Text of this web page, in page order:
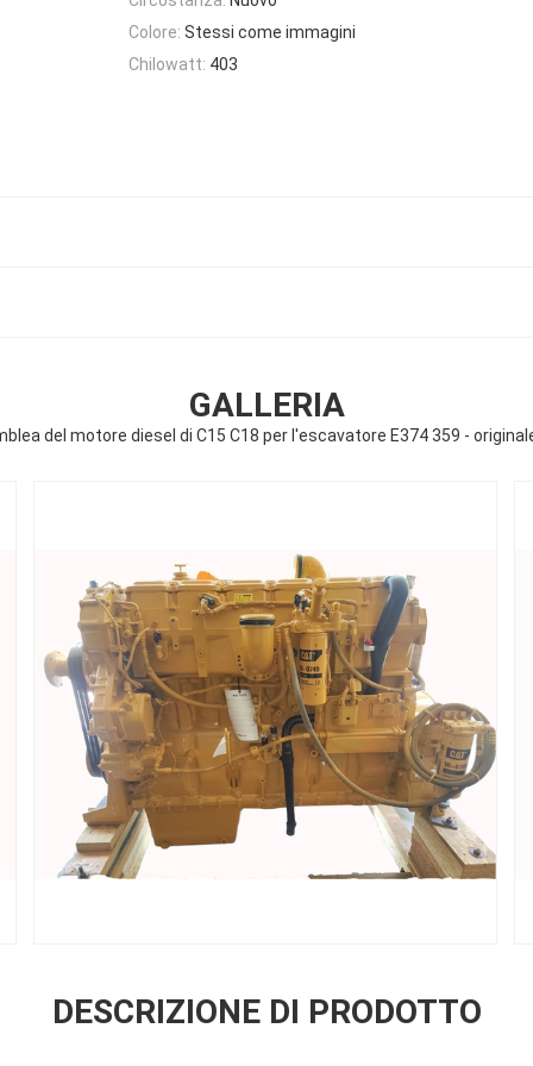
Colore: Stessi come immagini
Chilowatt: 403
GALLERIA
del motore diesel di C15 C18 per l'escavatore E374 359 -
DESCRIZIONE DI PRODOTTO